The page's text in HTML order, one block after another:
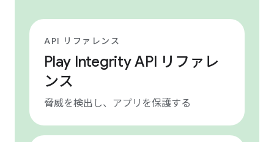
API リファレンス
Play Integrity API リファレ
ンス
脅威を検出し、アプリを保護する